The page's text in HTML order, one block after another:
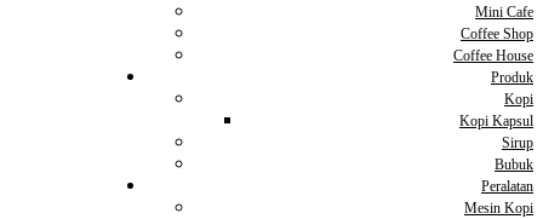
Mini Cafe
Coffee Shop
Coffee House
Produk
Kopi
Kopi Kapsul
Sirup
Bubuk
Peralatan
Mesin Kopi